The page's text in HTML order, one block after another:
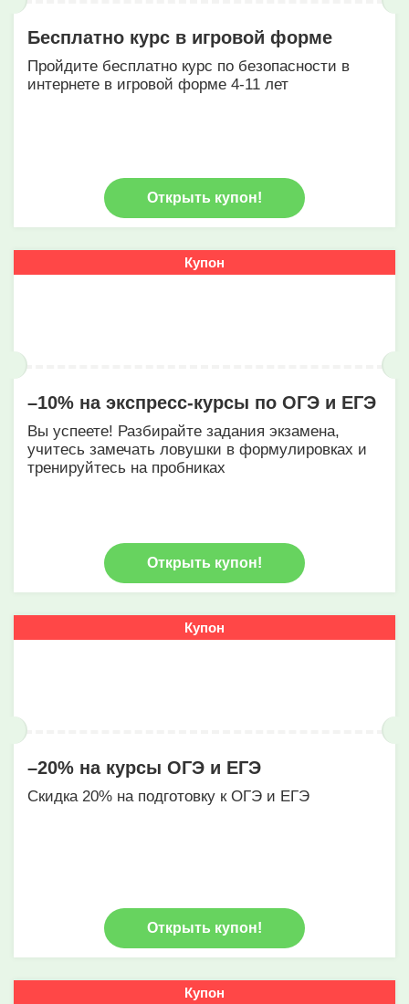
Бесплатно курс в игровой форме
Пройдите бесплатно курс по безопасности в
интернете в игровой форме 4-11 лет
Открыть купон!
Купон
–10% на экспресс-курсы по ОГЭ и ЕГЭ
Вы успеете! Разбирайте задания экзамена,
учитесь замечать ловушки в формулировках и
тренируйтесь на пробниках
Открыть купон!
Купон
–20% на курсы ОГЭ и ЕГЭ
Скидка 20% на подготовку к ОГЭ и ЕГЭ
Открыть купон!
Купон